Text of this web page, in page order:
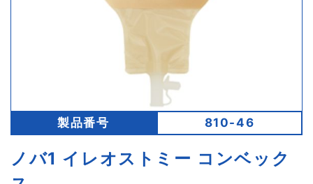
製品番号 810-46
ノバ1 イレオストミー コンベック